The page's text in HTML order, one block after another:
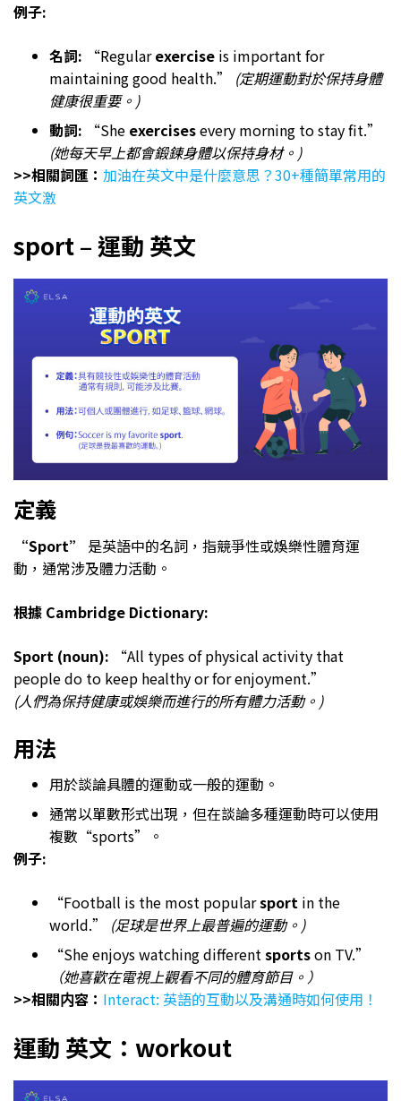
例子:
名詞: “Regularexercise is important for
maintaining good health.” (定期運動對於保持身體
健康很重要。)
動詞: “She exercisesevery morning to stay fit.”
(她每天早上都會​​鍛鍊身體以保持身材。)
>>相關詞匯： 加油在英文中是什麼意思？30+種簡單常用的
英文激
sport – 運動 英文
定義
“Sport”
是英語中的名詞，指競爭性或娛樂性體育運
動，通常涉及體力活動。
根據 Cambridge Dictionary:
Sport (noun): “All types of physical activity that
people do to keep healthy or for enjoyment.”
(人們為保持健康或娛樂而進行的所有體力活動。)
用法
用於談論具體的運動或一般的運動。
通常以單數形式出現，但在談論多種運動時可以使用
複數“sports”。
例子:
“Football is the most popularsport in the
world.” (足球是世界上最普遍的運動。)
“She enjoys watching differentsportson TV.”
（她喜歡在電視上觀看不同的體育節目。）
>>相關内容： Interact: 英語的互動以及溝通時如何使用！
運動 英文：workout